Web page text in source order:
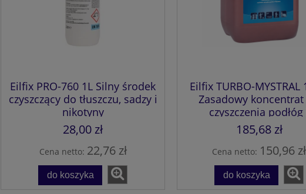
Eilfix PRO-760 1L Silny środek
czyszczący do tłuszczu, sadzy i
nikotyny
28,00 zł
Cena netto: 22,76 zł
do koszyka
Eilfix TURBO-MYSTRAL
Zasadowy
czyszczenia podłóg
powierzchni185,68 zł
Cena netto: 150,96 zł
do koszyka